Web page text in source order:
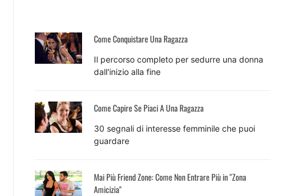
Come Conquistare Una Ragazza
Il percorso completo per sedurre una donna
dall'inizio alla fine
Come Capire Se Piaci A Una Ragazza
30 segnali di interesse femminile che puoi
guardare
Mai Più Friend Zone: Come Non Entrare Più in "Zona
Amicizia"